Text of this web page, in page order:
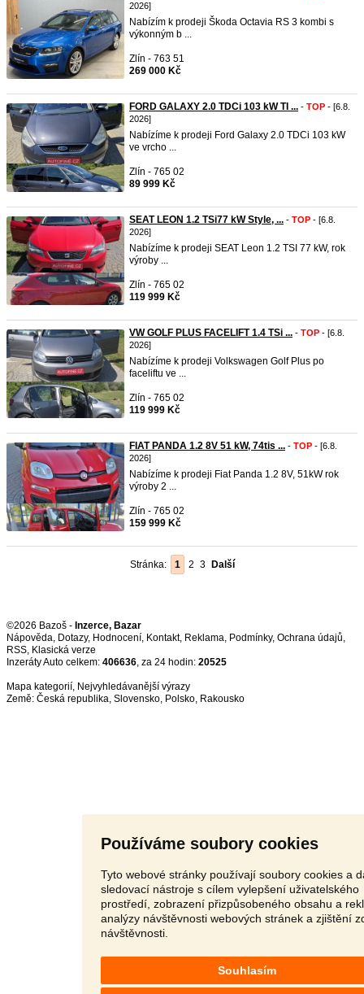
Používáme soubory cookies
Tyto webové stránky používají soubory cookies a
sledovací nástroje s cílem vylepšení uživatelského
prostředí, zobrazení přizpůsobeného obsahu a
analýzy návštěvnosti webových stránek a zjištění
návštěvnosti.
Souhlasím
2026]
Nabízím k prodeji Škoda Octavia RS 3 kombi s
výkonným b ...
Zlín - 763 51
269 000 Kč
FORD GALAXY 2.0 TDCi 103 kW TI ... - TOP - [6.8.
2026]
Nabízíme k prodeji Ford Galaxy 2.0 TDCi 103 kW
ve vrcho ...
Zlín - 765 02
89 999 Kč
SEAT LEON 1.2 TSi77 kW Style, ... - TOP - [6.8.
2026]
Nabízíme k prodeji SEAT Leon 1.2 TSI 77 kW, rok
výroby ...
Zlín - 765 02
119 999 Kč
VW GOLF PLUS FACELIFT 1.4 TSi ... - TOP - [6.8.
2026]
Nabízíme k prodeji Volkswagen Golf Plus po
faceliftu ve ...
Zlín - 765 02
119 999 Kč
FIAT PANDA 1.2 8V 51 kW, 74tis ... - TOP - [6.8.
2026]
Nabízíme k prodeji Fiat Panda 1.2 8V, 51kW rok
výroby 2 ...
Zlín - 765 02
159 999 Kč
Stránka: 1 2 3 Další
©2026 Bazoš - Inzerce, Bazar
Nápověda, Dotazy, Hodnocení, Kontakt, Reklama, Podmínky, Ochrana údajů,
RSS,
Inzeráty Auto celkem: 406636, za 24 hodin: 20525
Mapa kategorií, Nejvyhledávanější výrazy
Země: Česká republika, Slovensko, Polsko, Rakousko